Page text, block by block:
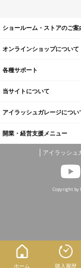
ショールーム・ストアのご案
オンラインショップについて
各種サポート
当サイトについて
アイラッシュガレージについ
開業・経営支援メニュー
アイラッシュ
Copyright by
ホーム 購入履歴